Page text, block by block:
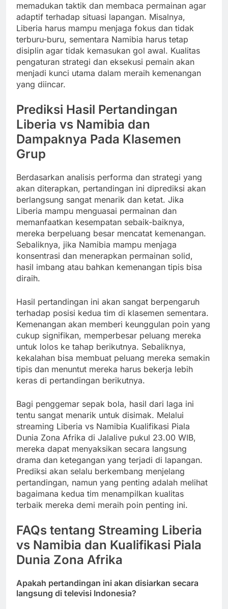
memadukan taktik dan membaca permainan agar
adaptif terhadap situasi lapangan. Misalnya,
Liberia harus mampu menjaga fokus dan tidak
terburu-buru, sementara Namibia harus tetap
disiplin agar tidak kemasukan gol awal. Kualitas
pengaturan strategi dan eksekusi pemain akan
menjadi kunci utama dalam meraih kemenangan
yang diincar.
Prediksi Hasil Pertandingan
Liberia vs Namibia dan
Dampaknya Pada Klasemen
Grup
Berdasarkan analisis performa dan strategi yang
akan diterapkan, pertandingan ini diprediksi akan
berlangsung sangat menarik dan ketat. Jika
Liberia mampu menguasai permainan dan
memanfaatkan kesempatan sebaik-baiknya,
mereka berpeluang besar mencatat kemenangan.
Sebaliknya, jika Namibia mampu menjaga
konsentrasi dan menerapkan permainan solid,
hasil imbang atau bahkan kemenangan tipis bisa
diraih.
Hasil pertandingan ini akan sangat berpengaruh
terhadap posisi kedua tim di klasemen sementara.
Kemenangan akan memberi keunggulan poin yang
cukup signifikan, memperbesar peluang mereka
untuk lolos ke tahap berikutnya. Sebaliknya,
kekalahan bisa membuat peluang mereka semakin
tipis dan menuntut mereka harus bekerja lebih
keras di pertandingan berikutnya.
Bagi penggemar sepak bola, hasil dari laga ini
tentu sangat menarik untuk disimak. Melalui
streaming Liberia vs Namibia Kualifikasi Piala
Dunia Zona Afrika di Jalalive pukul 23.00 WIB,
mereka dapat menyaksikan secara langsung
drama dan ketegangan yang terjadi di lapangan.
Prediksi akan selalu berkembang menjelang
pertandingan, namun yang penting adalah melihat
bagaimana kedua tim menampilkan kualitas
terbaik mereka demi meraih poin penting ini.
FAQs tentang Streaming Liberia
vs Namibia dan Kualifikasi Piala
Dunia Zona Afrika
Apakah pertandingan ini akan disiarkan secara
langsung di televisi Indonesia?